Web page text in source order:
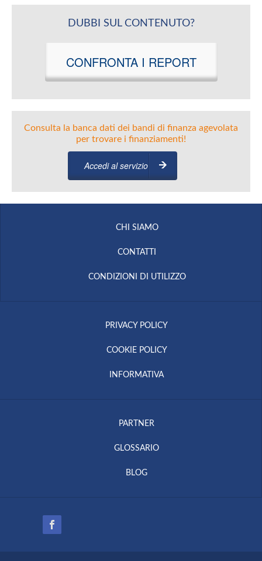
DUBBI SUL CONTENUTO?
CONFRONTA I REPORT
Consulta la banca dati dei bandi di finanza agevolata
per trovare i finanziamenti!
Accedi al servizio
CHI SIAMO
CONTATTI
CONDIZIONI DI UTILIZZO
PRIVACY POLICY
COOKIE POLICY
INFORMATIVA
PARTNER
GLOSSARIO
BLOG